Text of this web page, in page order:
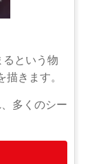
という物
きます。
多くのシー